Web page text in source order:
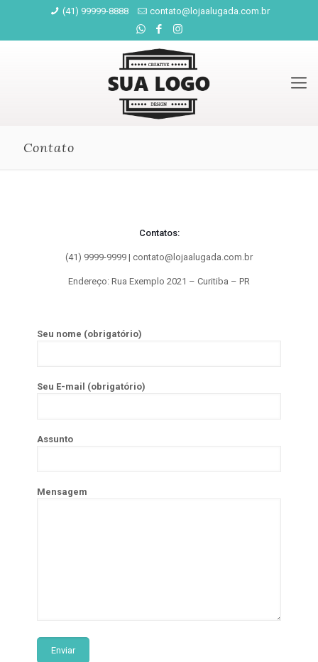
(41) 99999-8888 contato@lojaalugada.com.br
Contato
Contatos:
(41) 9999-9999 | contato@lojaalugada.com.br
Endereço: Rua Exemplo 2021 – Curitiba – PR
Seu nome (obrigatório)
Seu E-mail (obrigatório)
Assunto
Mensagem